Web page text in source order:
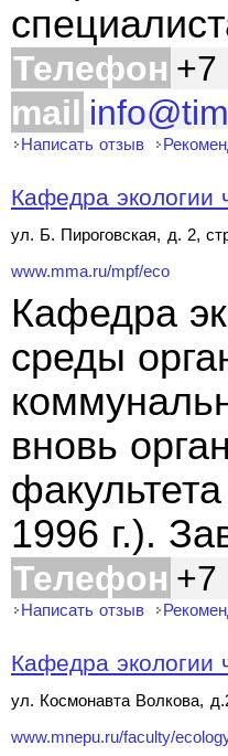
Телефон +7
mail
Написать отзыв
Кафедра экологии
ул. Б. Пироговская, д. 2,
www.mma.ru/mpf/eco
Кафедра
среды
вновь
1996 г.).
Телефон +7
Написать отзыв
Кафедра
ул. Космонавта Волкова,
www.mnepu.ru/faculty/